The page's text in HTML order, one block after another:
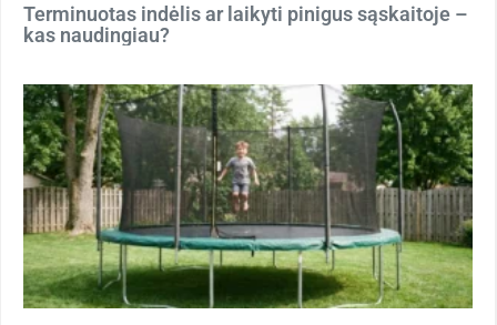
Terminuotas indėlis ar laikyti pinigus sąskaitoje –
kas naudingiau?